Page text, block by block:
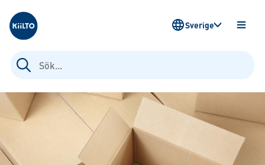
Kiilto Sweden
Sök
efter:
Sverige